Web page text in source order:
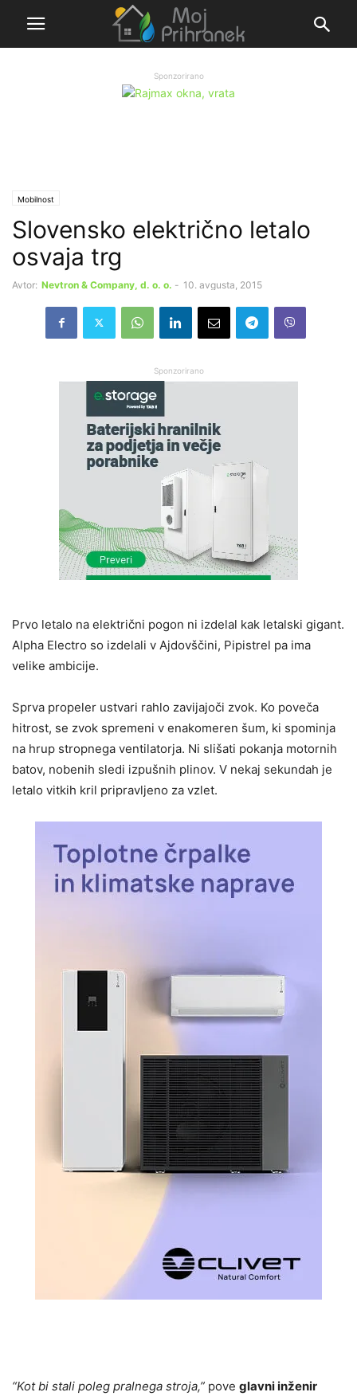
Sponzorirano
Mobilnost
Slovensko električno letalo
osvaja trg
Avtor: Nevtron & Company, d. o. o. - 10. avgusta, 2015
Sponzorirano
Prvo letalo na električni pogon ni izdelal kak letalski gigant.
Alpha Electro so izdelali v Ajdovščini, Pipistrel pa ima
velike ambicije.
Sprva propeler ustvari rahlo zavijajoči zvok. Ko poveča
hitrost, se zvok spremeni v enakomeren šum, ki spominja
na hrup stropnega ventilatorja. Ni slišati pokanja motornih
batov, nobenih sledi izpušnih plinov. V nekaj sekundah je
letalo vitkih kril pripravljeno za vzlet.
“Kot bi stali poleg pralnega stroja,” pove glavni inženir